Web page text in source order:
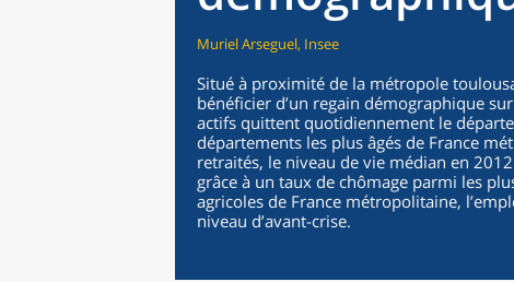
Muriel Arseguel, Insee
Situé à proximité de la métropole
bénéficier d’un regain démographique
actifs quittent quotidiennement le
départements les plus âgés de France
retraités, le niveau de vie médian en
grâce à un taux de chômage parmi les
agricoles de France métropolitaine,
niveau d’avant-crise.